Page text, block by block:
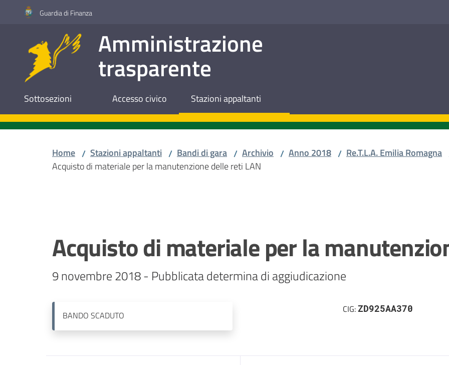
Vai al contenuto
Vai alla navigazione
Vai al footerGuardia di Finanza
Amministrazione
trasparente
Sottosezioni Accesso civico Stazioni appaltanti
Home / Stazioni appaltanti / Bandi di gara / Archivio / Anno 2018 / Re.T.L.A. Emilia Romagna
Acquisto di materiale per la manutenzione delle reti LAN
Acquisto di materiale per la
BANDO SCADUTO
CIG:ZD925AA370